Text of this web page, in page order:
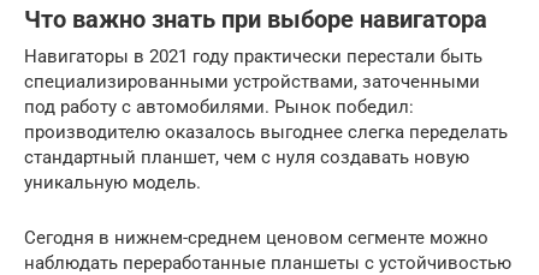
Что важно знать при выборе навигатора
Навигаторы в 2021 году практически перестали быть
специализированными устройствами, заточенными
под работу с автомобилями. Рынок победил:
производителю оказалось выгоднее слегка переделать
стандартный планшет, чем с нуля создавать новую
уникальную модель.
Сегодня в нижнем-среднем ценовом сегменте можно
наблюдать переработанные планшеты с устойчивостью